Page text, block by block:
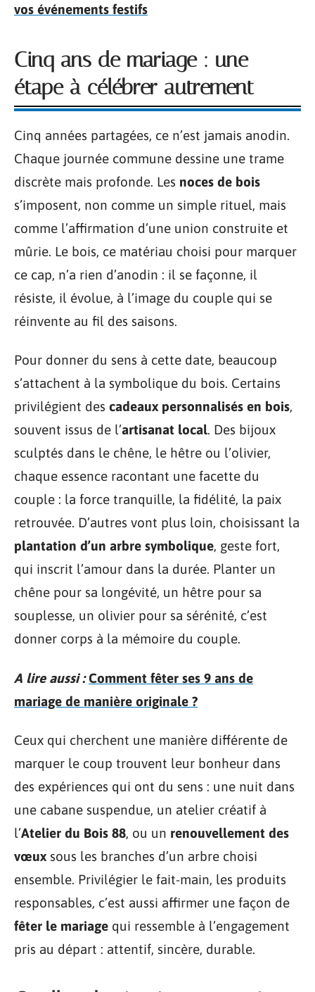
vos événements festifs
Cinq ans de mariage : une
étape à célébrer autrement
Cinq années partagées, ce n’est jamais anodin.
Chaque journée commune dessine une trame
discrète mais profonde. Les noces de bois
s’imposent, non comme un simple rituel, mais
comme l’affirmation d’une union construite et
mûrie. Le bois, ce matériau choisi pour marquer
ce cap, n’a rien d’anodin : il se façonne, il
résiste, il évolue, à l’image du couple qui se
réinvente au fil des saisons.
Pour donner du sens à cette date, beaucoup
s’attachent à la symbolique du bois. Certains
privilégient des cadeaux personnalisés en bois,
souvent issus de l’artisanat local. Des bijoux
sculptés dans le chêne, le hêtre ou l’olivier,
chaque essence racontant une facette du
couple : la force tranquille, la fidélité, la paix
retrouvée. D’autres vont plus loin, choisissant la
plantation d’un arbre symbolique, geste fort,
qui inscrit l’amour dans la durée. Planter un
chêne pour sa longévité, un hêtre pour sa
souplesse, un olivier pour sa sérénité, c’est
donner corps à la mémoire du couple.
A lire aussi : Comment fêter ses 9 ans de
mariage de manière originale ?
Ceux qui cherchent une manière différente de
marquer le coup trouvent leur bonheur dans
des expériences qui ont du sens : une nuit dans
une cabane suspendue, un atelier créatif à
l’Atelier du Bois 88, ou un renouvellement des
vœux sous les branches d’un arbre choisi
ensemble. Privilégier le fait-main, les produits
responsables, c’est aussi affirmer une façon de
fêter le mariage qui ressemble à l’engagement
pris au départ : attentif, sincère, durable.